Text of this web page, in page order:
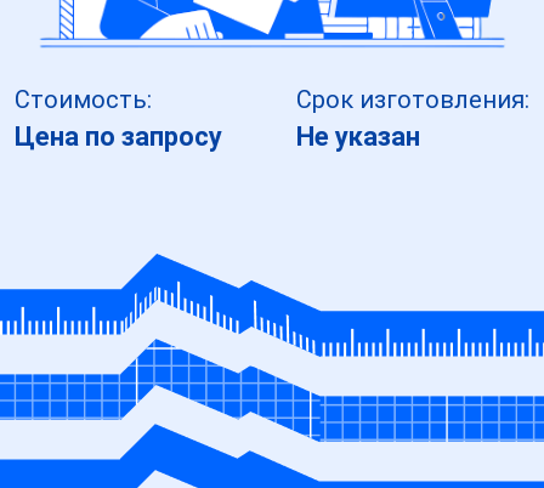
Стоимость:
Цена по запросу
Срок изготовления:
Не указан